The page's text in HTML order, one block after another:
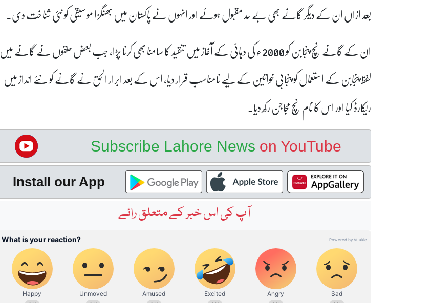
بعد ازاں ان کے دیگر گانے بھی بے حد مقبول ہوئے اور انہوں نے پاکستان میں بھنگڑا موسیقی کو نئی شناخت دی۔
ان کے گانے نچ پنجابن کو 2000ء کی دہائی کے آغاز میں تنقید کا سامنا بھی کرنا پڑا، جب بعض حلقوں نے گانے میں
لفظ پنجابن کے استعمال کو پنجابی خواتین کے لیے نامناسب قرار دیا، اس کے بعد ابرار الحق نے گانے کو نئے انداز میں
ریکارڈ کیا اور اس کا نام نچ مجاجن رکھ دیا۔
Subscribe Lahore News on YouTube
Install our App
آپ کی اس خبر کے متعلق رائے